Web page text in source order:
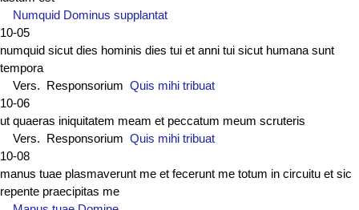
Numquid Dominus supplantat
10-05
numquid sicut dies hominis dies tui et anni tui sicut humana sunt
tempora
Vers. Responsorium Quis mihi tribuat
10-06
ut quaeras iniquitatem meam et peccatum meum scruteris
Vers. Responsorium Quis mihi tribuat
10-08
manus tuae plasmaverunt me et fecerunt me totum in circuitu et sic
repente praecipitas me